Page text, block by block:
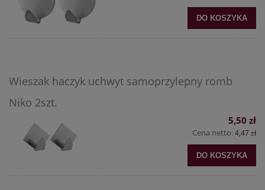
DO KOSZYKA
Wieszak haczyk uchwyt samoprzylepny romb
Niko 2szt.
5,50 zł
Cena netto:4,47 zł
DO KOSZYKA